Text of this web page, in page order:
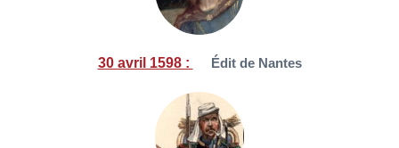
30 avril 1598 : Édit de Nantes